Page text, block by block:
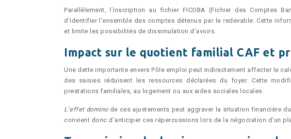
Parallèlement, l’inscription au fichier FICOBA (Fichier des Comptes
d’identifier l’ensemble des comptes détenus par le redevable. Cette
et limite les possibilités de dissimulation d’avoirs.
Impact sur le quotient familial CAF et
Une dette importante envers Pôle emploi peut indirectement affecter le
des saisies réduisent les ressources déclarées du foyer. Cette
prestations familiales, au logement ou aux aides sociales locales.
L’effet domino de ces ajustements peut aggraver la situation financière
convient donc d’anticiper ces répercussions lors de la négociation d’un